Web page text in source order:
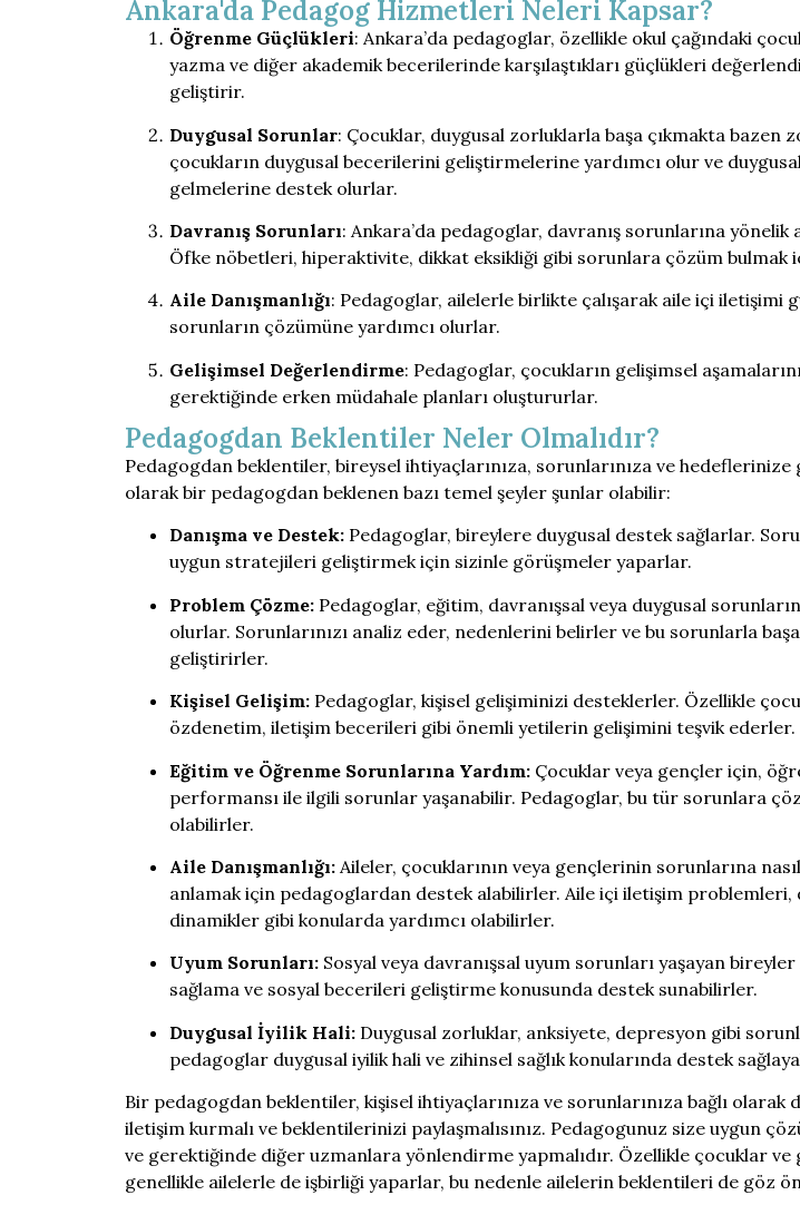
Ankara'da Pedagog Hizmetleri Neleri Kapsar?
Öğrenme Güçlükleri: Ankara’da pedagoglar, özellikle okul çağındaki
yazma ve diğer akademik becerilerinde karşılaştıkları güçlükleri
geliştirir.
Duygusal Sorunlar: Çocuklar, duygusal zorluklarla başa çıkmakta bazen
çocukların duygusal becerilerini geliştirmelerine yardımcı olur ve
gelmelerine destek olurlar.
Davranış Sorunları: Ankara’da pedagoglar, davranış sorunlarına
Öfke nöbetleri, hiperaktivite, dikkat eksikliği gibi sorunlara çözüm bulmak
Aile Danışmanlığı: Pedagoglar, ailelerle birlikte çalışarak aile içi iletişimi
sorunların çözümüne yardımcı olurlar.
Gelişimsel Değerlendirme: Pedagoglar, çocukların gelişimsel
gerektiğinde erken müdahale planları oluştururlar.
Pedagogdan Beklentiler Neler Olmalıdır?
Pedagogdan beklentiler, bireysel ihtiyaçlarınıza, sorunlarınıza ve
olarak bir pedagogdan beklenen bazı temel şeyler şunlar olabilir:
Danışma ve Destek: Pedagoglar, bireylere duygusal destek sağlarlar.
uygun stratejileri geliştirmek için sizinle görüşmeler yaparlar.
Problem Çözme: Pedagoglar, eğitim, davranışsal veya duygusal
olurlar. Sorunlarınızı analiz eder, nedenlerini belirler ve bu sorunlarla
geliştirirler.
Kişisel Gelişim: Pedagoglar, kişisel gelişiminizi desteklerler. Özellikle
özdenetim, iletişim becerileri gibi önemli yetilerin gelişimini teşvik ederler.
Eğitim ve Öğrenme Sorunlarına Yardım: Çocuklar veya gençler için,
performansı ile ilgili sorunlar yaşanabilir. Pedagoglar, bu tür sorunlara
olabilirler.
Aile Danışmanlığı: Aileler, çocuklarının veya gençlerinin sorunlarına
anlamak için pedagoglardan destek alabilirler. Aile içi iletişim
dinamikler gibi konularda yardımcı olabilirler.
Uyum Sorunları: Sosyal veya davranışsal uyum sorunları yaşayan
sağlama ve sosyal becerileri geliştirme konusunda destek sunabilirler.
Duygusal İyilik Hali: Duygusal zorluklar, anksiyete, depresyon gibi
pedagoglar duygusal iyilik hali ve zihinsel sağlık konularında destek
Bir pedagogdan beklentiler, kişisel ihtiyaçlarınıza ve sorunlarınıza bağlı olarak
iletişim kurmalı ve beklentilerinizi paylaşmalısınız. Pedagogunuz size uygun
ve gerektiğinde diğer uzmanlara yönlendirme yapmalıdır. Özellikle çocuklar
genellikle ailelerle de işbirliği yaparlar, bu nedenle ailelerin beklentileri de göz